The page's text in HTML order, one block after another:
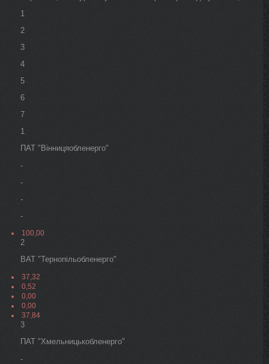
1
2
3
4
5
6
7
1
ПАТ "Вінницяобленерго"
-
-
-
-
100,00
2
ВАТ "Тернопільобленерго"
37,32
0,52
0,00
0,00
37,84
3
ПАТ "Хмельницькобленерго"
-